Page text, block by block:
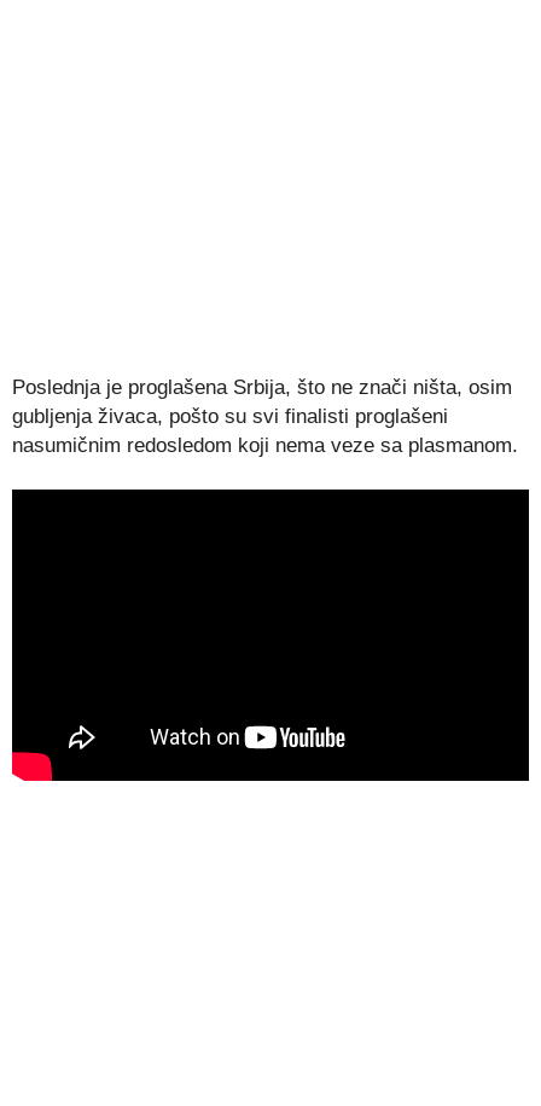
Poslednja je proglašena Srbija, što ne znači ništa, osim
gubljenja živaca, pošto su svi finalisti proglašeni
nasumičnim redosledom koji nema veze sa plasmanom.